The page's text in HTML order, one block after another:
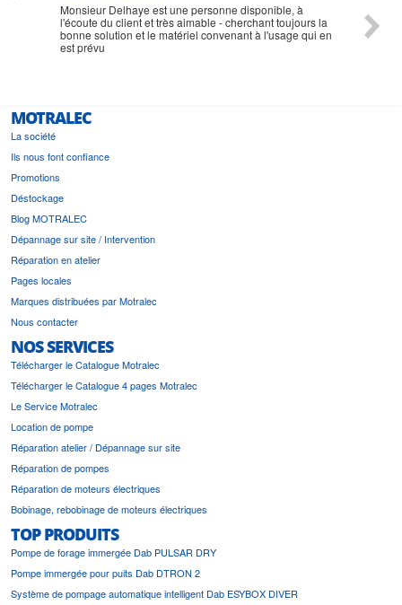
Monsieur Delhaye est une personne disponible, à
l'écoute du client et très aimable - cherchant toujours la
bonne solution et le matériel convenant à l'usage qui en
est prévu
MOTRALEC
La société
Ils nous font confiance
Promotions
Déstockage
Blog MOTRALEC
Dépannage sur site / Intervention
Réparation en atelier
Pages locales
Marques distribuées par Motralec
Nous contacter
NOS SERVICES
Télécharger le Catalogue Motralec
Télécharger le Catalogue 4 pages Motralec
Le Service Motralec
Location de pompe
Réparation atelier / Dépannage sur site
Réparation de pompes
Réparation de moteurs électriques
Bobinage, rebobinage de moteurs électriques
TOP PRODUITS
Pompe de forage immergée Dab PULSAR DRY
Pompe immergée pour puits Dab DTRON 2
Système de pompage automatique intelligent Dab ESYBOX DIVER